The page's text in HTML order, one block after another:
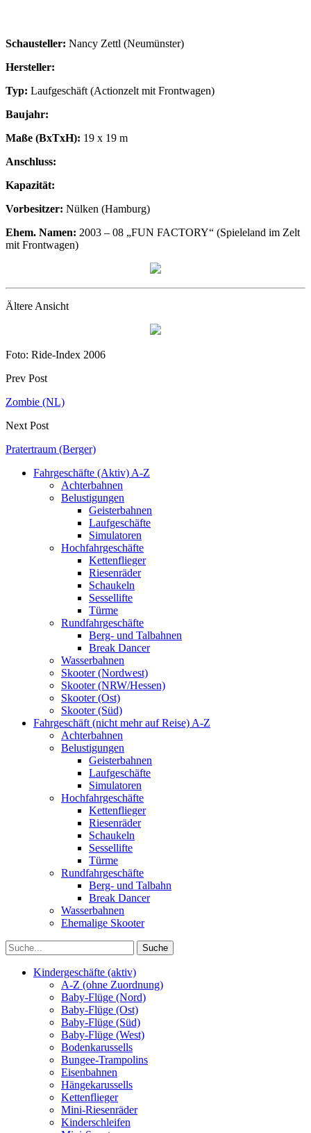
Schausteller: Nancy Zettl (Neumünster)
Hersteller:
Typ: Laufgeschäft (Actionzelt mit Frontwagen)
Baujahr:
Maße (BxTxH): 19 x 19 m
Anschluss:
Kapazität:
Vorbesitzer: Nülken (Hamburg)
Ehem. Namen: 2003 – 08 „FUN FACTORY“ (Spieleland im Zelt
mit Frontwagen)
Ältere Ansicht
Foto: Ride-Index 2006
Prev Post
Zombie (NL)
Next Post
Pratertraum (Berger)
Fahrgeschäfte (Aktiv) A-Z
Achterbahnen
Belustigungen
Geisterbahnen
Laufgeschäfte
Simulatoren
Hochfahrgeschäfte
Kettenflieger
Riesenräder
Schaukeln
Sessellifte
Türme
Rundfahrgeschäfte
Berg- und Talbahnen
Break Dancer
Wasserbahnen
Skooter (Nordwest)
Skooter (NRW/Hessen)
Skooter (Ost)
Skooter (Süd)
Fahrgeschäft (nicht mehr auf Reise) A-Z
Achterbahnen
Belustigungen
Geisterbahnen
Laufgeschäfte
Simulatoren
Hochfahrgeschäfte
Kettenflieger
Riesenräder
Schaukeln
Sessellifte
Türme
Rundfahrgeschäfte
Berg- und Talbahn
Break Dancer
Wasserbahnen
Ehemalige Skooter
Kindergeschäfte (aktiv)
A-Z (ohne Zuordnung)
Baby-Flüge (Nord)
Baby-Flüge (Ost)
Baby-Flüge (Süd)
Baby-Flüge (West)
Bodenkarussells
Bungee-Trampolins
Eisenbahnen
Hängekarussells
Kettenflieger
Mini-Riesenräder
Kinderschleifen